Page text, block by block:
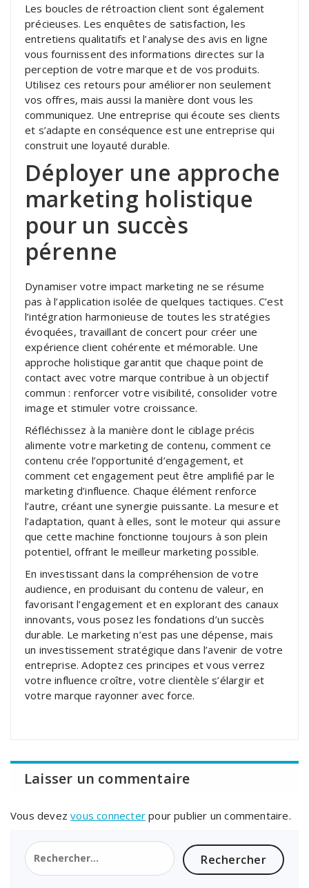
Les boucles de rétroaction client sont également
précieuses. Les enquêtes de satisfaction, les
entretiens qualitatifs et l’analyse des avis en ligne
vous fournissent des informations directes sur la
perception de votre marque et de vos produits.
Utilisez ces retours pour améliorer non seulement
vos offres, mais aussi la manière dont vous les
communiquez. Une entreprise qui écoute ses clients
et s’adapte en conséquence est une entreprise qui
construit une loyauté durable.
Déployer une approche
marketing holistique
pour un succès
pérenne
Dynamiser votre impact marketing ne se résume
pas à l’application isolée de quelques tactiques. C’est
l’intégration harmonieuse de toutes les stratégies
évoquées, travaillant de concert pour créer une
expérience client cohérente et mémorable. Une
approche holistique garantit que chaque point de
contact avec votre marque contribue à un objectif
commun : renforcer votre visibilité, consolider votre
image et stimuler votre croissance.
Réfléchissez à la manière dont le ciblage précis
alimente votre marketing de contenu, comment ce
contenu crée l’opportunité d’engagement, et
comment cet engagement peut être amplifié par le
marketing d’influence. Chaque élément renforce
l’autre, créant une synergie puissante. La mesure et
l’adaptation, quant à elles, sont le moteur qui assure
que cette machine fonctionne toujours à son plein
potentiel, offrant le meilleur marketing possible.
En investissant dans la compréhension de votre
audience, en produisant du contenu de valeur, en
favorisant l’engagement et en explorant des canaux
innovants, vous posez les fondations d’un succès
durable. Le marketing n’est pas une dépense, mais
un investissement stratégique dans l’avenir de votre
entreprise. Adoptez ces principes et vous verrez
votre influence croître, votre clientèle s’élargir et
votre marque rayonner avec force.
Laisser un commentaire
Vous devezvous connecter pour publier un commentaire.
Rechercher :